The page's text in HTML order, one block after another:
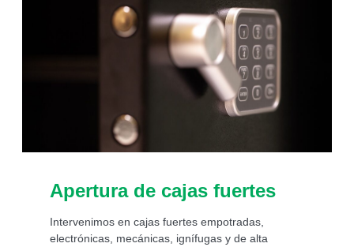
Apertura de cajas fuertes
Intervenimos en cajas fuertes empotradas,
electrónicas, mecánicas, ignífugas y de alta